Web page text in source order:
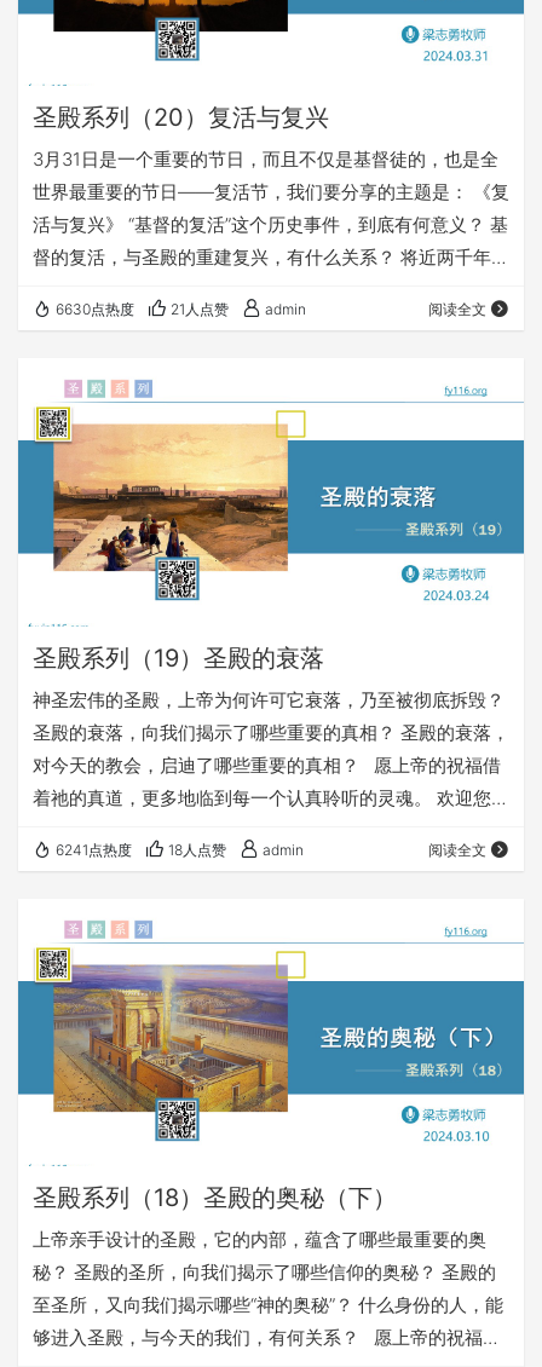
圣殿系列（20）复活与复兴
3月31日是一个重要的节日，而且不仅是基督徒的，也是全
世界最重要的节日——复活节，我们要分享的主题是： 《复
活与复兴》 “基督的复活”这个历史事件，到底有何意义？ 基
督的复活，与圣殿的重建复兴，有什么关系？ 将近两千年前
着祂的真道，更多地临到每一个认真聆听的灵魂。 欢迎您收
下面的链接，重温之前的信息： 《圣殿系列》 点击下面链
接，推荐收听：《因信称义系列》 第16、…
6630点热度 21人点赞 admin 阅读全文
圣殿系列（19）圣殿的衰落
神圣宏伟的圣殿，上帝为何许可它衰落，乃至被彻底拆毁？
圣殿的衰落，向我们揭示了哪些重要的真相？ 圣殿的衰落，
对今天的教会，启迪了哪些重要的真相？ 愿上帝的祝福借
着祂的真道，更多地临到每一个认真聆听的灵魂。 欢迎您收
下面的链接，重温之前的信息： 《圣殿系列》 ⚠️⚠️⚠️ 注意
的文章，经常会出现在微信里无法正常打开的情况。 遇到这
种情况，大家不用慌，只要在微…
6241点热度 18人点赞 admin 阅读全文
圣殿系列（18）圣殿的奥秘（下）
上帝亲手设计的圣殿，它的内部，蕴含了哪些最重要的奥
秘？ 圣殿的圣所，向我们揭示了哪些信仰的奥秘？ 圣殿的
至圣所，又向我们揭示哪些“神的奥秘”？ 什么身份的人，能
够进入圣殿，与今天的我们，有何关系？ 愿上帝的祝福借